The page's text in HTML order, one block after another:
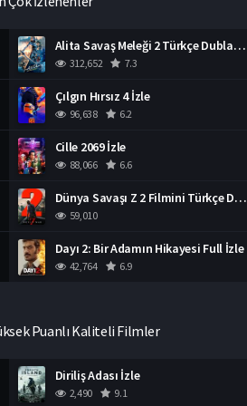
Alita Savaş Meleği 2 Türkçe Dublaj İzle HD Film
312,652 7.3
Çılgın Hırsız 4 İzle
96,638 6.2
Cille 2069 İzle
88,066 6.6
Dünya Savaşı Z 2 Filmini Türkçe Dublaj İzle
59,010
Dayı 2: Bir Adamın Hikayesi Full İzle
42,764 6.9
Puanlı Kaliteli Filmler
Diriliş Adası İzle
2,490 9.1